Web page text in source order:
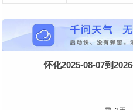
怀化2025-08-07到